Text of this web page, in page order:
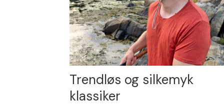
Trendløs og silkemyk
klassiker